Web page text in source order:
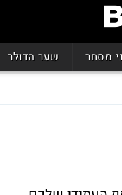
מסחר שער הדולר